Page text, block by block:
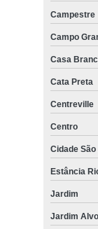
Campestre
Campo
Casa
Cata Preta
Centreville
Centro
Cidade
Estância
Jardim
Jardim